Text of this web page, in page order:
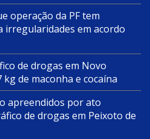
operação da PF tem
irregularidades em acordo
de drogas em Novo
de maconha e cocaína
apreendidos por ato
de drogas em Peixoto de